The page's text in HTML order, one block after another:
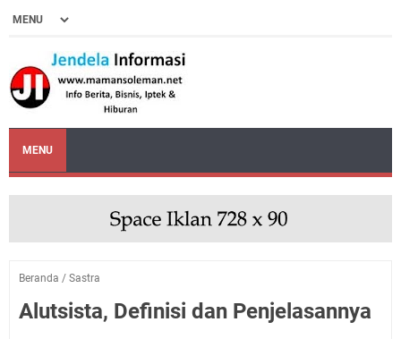
MENU
Beranda / Sastra
Alutsista, Definisi dan Penjelasannya